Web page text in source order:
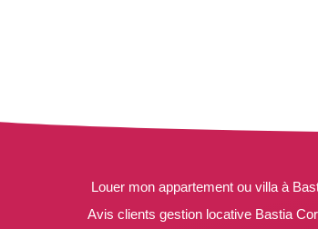
Louer mon appartement ou villa à
Avis clients gestion locative Bastia